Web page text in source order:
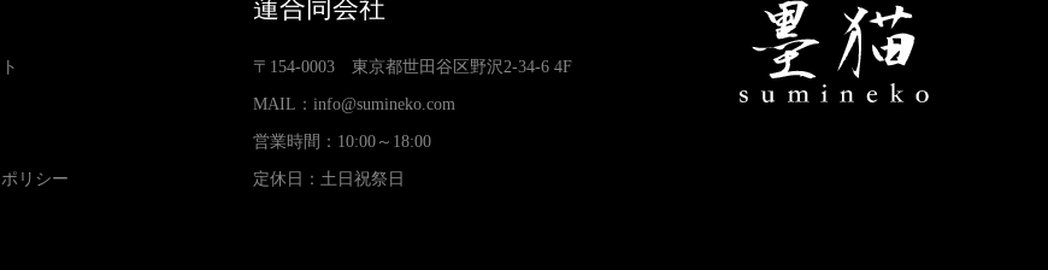
リシー
蓮合同会社
〒154-0003 東京都世田谷区野沢2-34-6 4F
MAIL： info@sumineko.com
営業時間：10:00～18:00
定休日：土日祝祭日